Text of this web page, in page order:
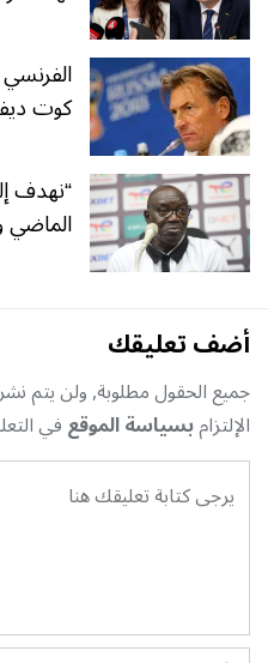
كوت
“نهدف
الماضي
أضف تعليقك
جميع الحقول مطلوبة, ولن يتم
الإلتزامبسياسة الموقعفي